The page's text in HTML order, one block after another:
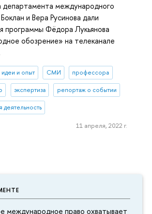
международное право охватывает
международного
и Вера Русинова дали
программы Фёдора Лукьянова
обозрение» на телеканале
идеи и опыт СМИ профессора
экспертиза репортаж о событии
11 апреля, 2022 г.